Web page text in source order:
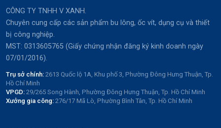
CÔNG TY TNHH V XANH.
Chuyên cung cấp các sản phẩm bu lông, ốc vít, dụng cụ và thiết
bị công nghiệp.
MST: 0313605765 (Giấy chứng nhận đăng ký kinh doanh ngày
07/01/2016).
Trụ sở chính: 2613 Quốc lộ 1A, Khu phố 3, Phường Đông Hưng Thuận, Tp.
Hồ Chí Minh
VPGD: 29/265 Song Hành, Phường Đông Hưng Thuận, Tp. Hồ Chí Minh
Xưởng gia công: 276/17 Mã Lò, Phường Bình Tân, Tp. Hồ Chí Minh